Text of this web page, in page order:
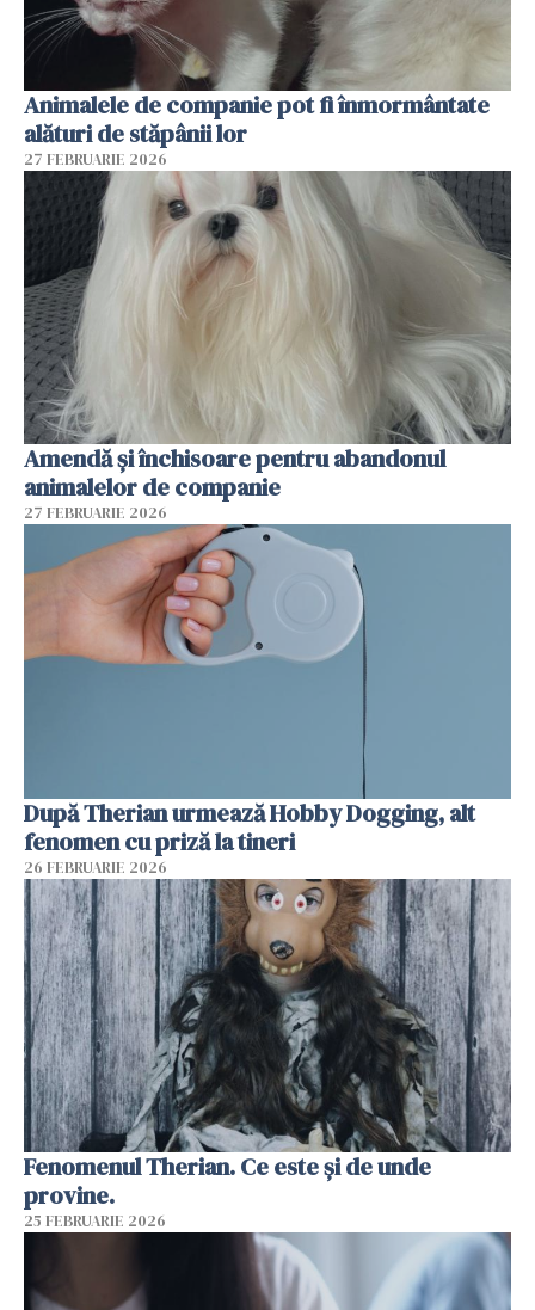
Animalele de companie pot fi înmormântate
alături de stăpânii lor
27 FEBRUARIE 2026
Amendă și închisoare pentru abandonul
animalelor de companie
27 FEBRUARIE 2026
După Therian urmează Hobby Dogging, alt
fenomen cu priză la tineri
26 FEBRUARIE 2026
Fenomenul Therian. Ce este și de unde
provine.
25 FEBRUARIE 2026